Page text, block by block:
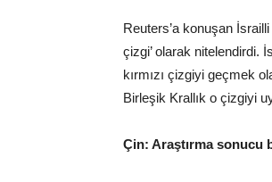
Reuters’a konuşan İsrailli
çizgi’ olarak nitelendirdi.
kırmızı çizgiyi geçmek
Birleşik Krallık o çizgiyi
Çin: Araştırma sonucu